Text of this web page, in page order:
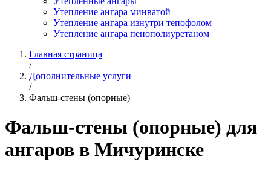
Утепление ангара минватой
Утепление ангара изнутри тепофолом
Утепление ангара пенополиуретаном
Главная страница
/
Дополнительные услуги
/
Фальш-стены (опорные)
Фальш-стены (опорные) для
ангаров в Мичуринске